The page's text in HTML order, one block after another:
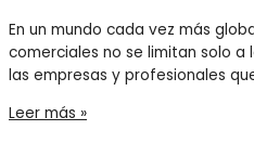
En un mundo cada vez más
comerciales no se limitan solo a
las empresas y profesionales
Leer más »